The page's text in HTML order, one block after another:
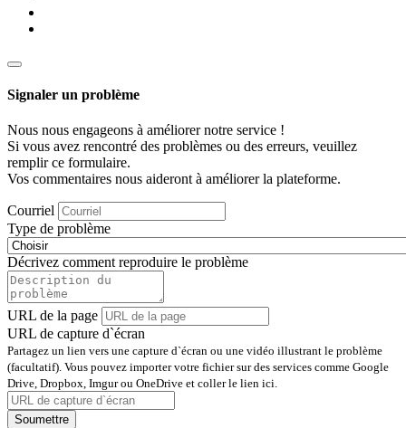
Signaler un problème
Nous nous engageons à améliorer notre service !
Si vous avez rencontré des problèmes ou des erreurs, veuillez
remplir ce formulaire.
Vos commentaires nous aideront à améliorer la plateforme.
Courriel
Type de problème
Décrivez comment reproduire le problème
URL de la page
URL de capture d`écran
Partagez un lien vers une capture d`écran ou une vidéo illustrant le problème
(facultatif). Vous pouvez importer votre fichier sur des services comme Google
Drive, Dropbox, Imgur ou OneDrive et coller le lien ici.
Soumettre